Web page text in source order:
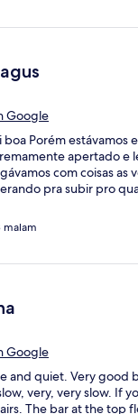
Google
Porém estávamos
apertado e
com coisas as
pra subir pro
malam
Google
and quiet. Very good
very, very slow. If
The bar at the top